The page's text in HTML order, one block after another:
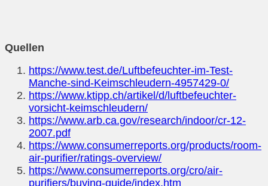
Quellen
https://www.test.de/Luftbefeuchter-im-Test-
Manche-sind-Keimschleudern-4957429-0/
https://www.ktipp.ch/artikel/d/luftbefeuchter-
vorsicht-keimschleudern/
https://www.arb.ca.gov/research/indoor/cr-12-
2007.pdf
https://www.consumerreports.org/products/room-
air-purifier/ratings-overview/
https://www.consumerreports.org/cro/air-
purifiers/buying-guide/index.htm